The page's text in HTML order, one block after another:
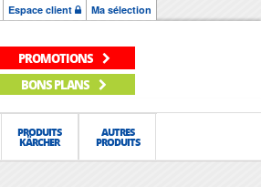
Espace client Ma sélection
PROMOTIONS
BONS PLANS
PRODUITS
KÄRCHER
AUTRES
PRODUITS